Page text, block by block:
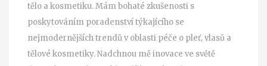
tělo a kosmetiku. Mám bohaté zkušenosti s
poskytováním poradenství týkajícího se
nejmodernějších trendů v oblasti péče o pleť, vlasů a
tělové kosmetiky. Nadchnou mě inovace ve světě